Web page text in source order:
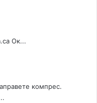
Ок...
компрес.